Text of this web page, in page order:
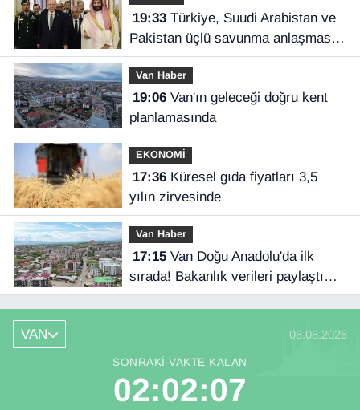
19:33Türkiye, Suudi Arabistan ve
Pakistan üçlü savunma anlaşması
imzaladı
Van Haber
19:06Van'ın geleceği doğru kent
planlamasında
EKONOMİ
17:36Küresel gıda fiyatları 3,5
yılın zirvesinde
Van Haber
17:15Van Doğu Anadolu'da ilk
sırada! Bakanlık verileri paylaştı…
VAN 08.08.2026
SONRAKI VAKTE KALAN
02:02:07